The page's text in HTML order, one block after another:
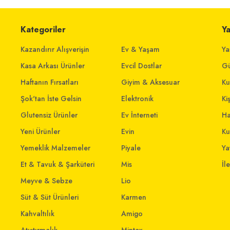
Kategoriler
Kazandırır Alışverişin
Kasa Arkası Ürünler
Haftanın Fırsatları
Şok'tan İste Gelsin
Glutensiz Ürünler
Yeni Ürünler
Yemeklik Malzemeler
Et & Tavuk & Şarküteri
Meyve & Sebze
Süt & Süt Ürünleri
Kahvaltılık
Ev & Yaşam
Evcil Dostlar
Giyim & Aksesuar
Elektronik
Ev İnterneti
Evin
Piyale
Mis
Lio
Karmen
Amigo